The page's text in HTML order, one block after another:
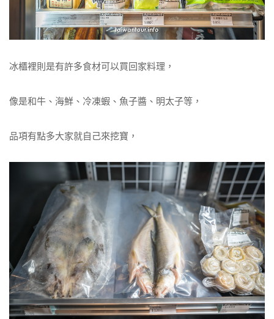
冰櫃裡則是有許多食材可以買回家料理，
像是和牛、海鮮、冷凍蝦、魚子醬、明太子等，
品項有點多大家就自己來挖寶，